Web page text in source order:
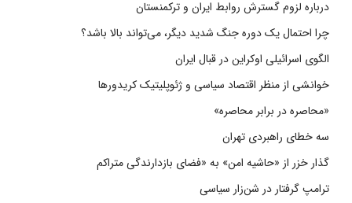
درباره لزوم گسترش روابط ایران و ترکمنستان
چرا احتمال یک دوره جنگ شدید دیگر، می‌تواند بالا باشد؟
الگوی اسرائیلی اوکراین در قبال ایران
خوانشی از منظر اقتصاد سیاسی و ژئوپلیتیک کریدورها
«محاصره در برابر محاصره»
سه خطای راهبردی تهران
گذار خزر از «حاشیه امن» به «فضای بازدارندگی متراکم
ترامپ گرفتار در شن‌زار سیاسی